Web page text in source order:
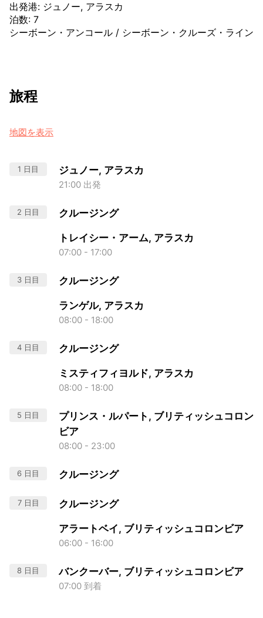
出発港: ジュノー, アラスカ
泊数: 7
シーボーン・アンコール / シーボーン・クルーズ・ライン
旅程
地図を表示
1 日目 ジュノー, アラスカ
21:00 出発
2 日目 クルージング
トレイシー・アーム, アラスカ
07:00 - 17:00
3 日目 クルージング
ランゲル, アラスカ
08:00 - 18:00
4 日目 クルージング
ミスティフィヨルド, アラスカ
08:00 - 18:00
5 日目
プリンス・ルパート, ブリティッシュコロン
ビア
08:00 - 23:00
6 日目 クルージング
7 日目 クルージング
アラートベイ, ブリティッシュコロンビア
06:00 - 16:00
8 日目 バンクーバー, ブリティッシュコロンビア
07:00 到着